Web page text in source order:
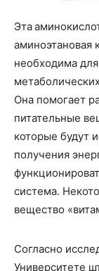
Эта
аминоэтановая
необходима
Она помогает
питательные
которые будут
получения
система.
вещество
Согласно
Университете